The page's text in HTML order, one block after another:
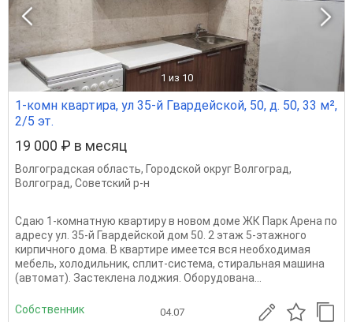
1 из 10
1-комн квартира, ул 35-й Гвардейской, 50, д. 50, 33 м²,
2/5 эт.
19 000 ₽ в месяц
Волгоградская область, Городской округ Волгоград,
Волгоград, Советский р-н
Сдаю 1-комнатную квартиру в новом доме ЖК Парк Арена по
адресу ул. 35-й Гвардейской дом 50. 2 этаж 5-этажного
кирпичного дома. В квартире имеется вся необходимая
мебель, холодильник, сплит-система, стиральная машина
(автомат). Застеклена лоджия. Оборудована...
Собственник 04.07